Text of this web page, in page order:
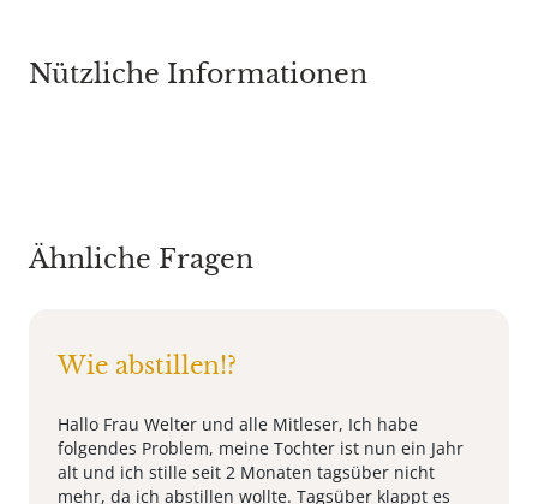
Nützliche Informationen
Ähnliche Fragen
Wie abstillen!?
Hallo Frau Welter und alle Mitleser, Ich habe
folgendes Problem, meine Tochter ist nun ein Jahr
alt und ich stille seit 2 Monaten tagsüber nicht
mehr, da ich abstillen wollte. Tagsüber klappt es